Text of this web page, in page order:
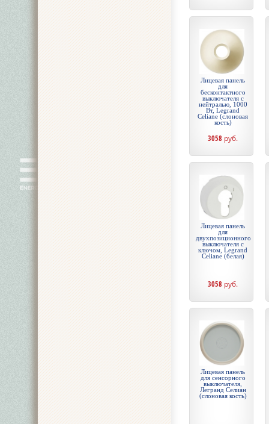
Лицевая панель
для
бесконтактного
выключателя с
нейтралью, 1000
Вт, Legrand
Celiane (слоновая
кость)
3058 руб.
Лицевая панель
для
двухпозиционного
выключателя с
ключом, Legrand
Celiane (белая)
3058 руб.
Лицевая панель
для сенсорного
выключателя,
Легранд Селиан
(слоновая кость)